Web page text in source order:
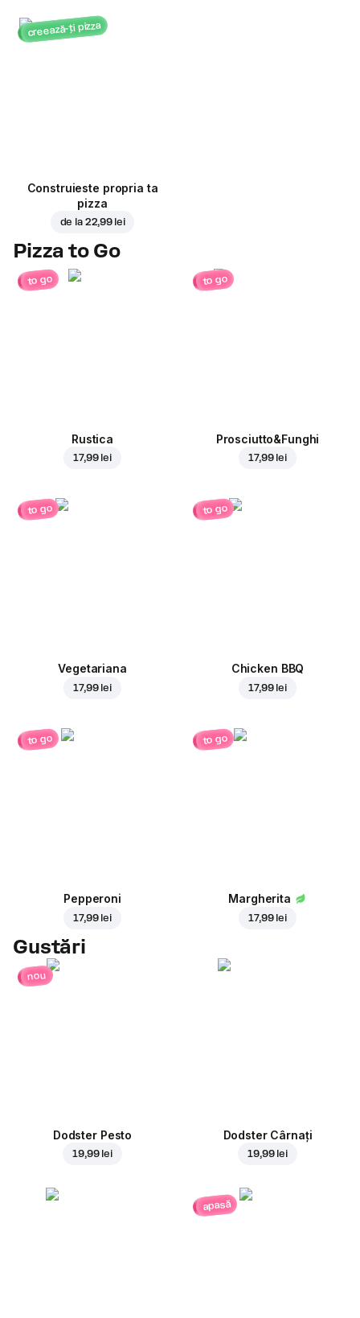
creează-ți pizza
Construieste propria ta
pizza
de la 22,99 lei
Pizza to Go
to go
Rustica
17,99 lei
to go
Prosciutto&Funghi
17,99 lei
to go
Vegetariana
17,99 lei
to go
Chicken BBQ
17,99 lei
to go
Pepperoni
17,99 lei
to go
Margherita
17,99 lei
Gustări
nou
Dodster Pesto
19,99 lei
Dodster Cârnați
19,99 lei
apasă